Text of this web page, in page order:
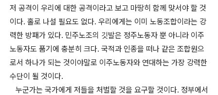
저 공격이 우리에 대한 공격이라고 보고 마땅히 함께 맞서야 할 것
이다. 홀로 나설 필요도 없다. 우리에게는 이미 노동조합이라는 강
력한 방패가 있다. 민주노조의 깃발은 정주노동자 뿐 아니라 이주
노동자도 품기에 충분히 크다. 국적과 인종을 떠나 같은 조합원으
로서 하나가 되는 것이야말로 이주노동자와 연대하는 가장 강력한
수단이 될 것이다.
누군가는 국가에게 저들을 처벌할 것을 요구할 것이다. 정부에서